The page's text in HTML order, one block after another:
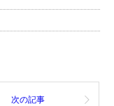
次の記事